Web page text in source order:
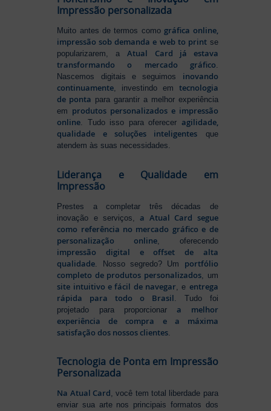
Impressão personalizada
Muito antes de termos como gráfica online,
impressão sob demanda e web to printse
popularizarem, aAtual Card já estava
transformando o mercado gráfico.
Nascemos digitais e seguimos inovando
continuamente, investindo em tecnologia
de ponta para garantir a melhor experiência
em produtos personalizados e impressão
online. Tudo isso para oferecer agilidade,
qualidade e soluções inteligentes que
atendem às suas necessidades.
Liderança e Qualidade em
Impressão
Prestes a completar três décadas de
inovação e serviços,a Atual Card segue
como referência no mercado gráfico e de
personalização online, oferecendo
impressão digital e offset de alta
qualidade . Nosso segredo? Um portfólio
completo de produtos personalizados , um
site intuitivo e fácil de navegar , e entrega
rápida para todo o Brasil . Tudo foi
projetado para proporcionara melhor
experiência de compra e a máxima
satisfação dos nossos clientes
Tecnologia de Ponta em Impressão
Personalizada
Na Atual Card, você tem total liberdade para
enviar sua arte nos principais formatos dos